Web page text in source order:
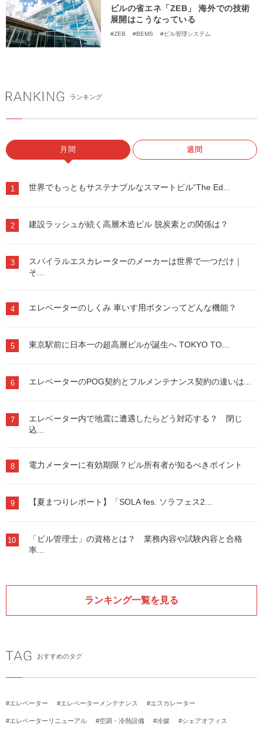
ランキング
月間 週間
1 世界でもっともサステナブルなスマートビル“The Ed...
2 建設ラッシュが続く高層木造ビル 脱炭素との関係は？
3
スパイラルエスカレーターのメーカーは世界で一つだけ｜
そ...
4 エレベーターのしくみ 車いす用ボタンってどんな機能？
5 東京駅前に日本一の超高層ビルが誕生へ TOKYO TO...
6 エレベーターのPOG契約とフルメンテナンス契約の違いは...
7
エレベーター内で地震に遭遇したらどう対応する？ 閉じ
込...
8 電力メーターに有効期限？ビル所有者が知るべきポイント
9 【夏まつりレポート】「SOLA fes. ソラフェス2...
10
「ビル管理士」の資格とは？ 業務内容や試験内容と合格
率...
ランキング一覧を見る
おすすめのタグ
#エレベーター #エレベーターメンテナンス #エスカレーター
#エレベーターリニューアル #空調・冷熱設備 #冷媒 #シェアオフィス
ビルの省エネ「ZEB」 海外での技術
展開はこうなっている
#ZEB #BEMS
#ビル管理システム